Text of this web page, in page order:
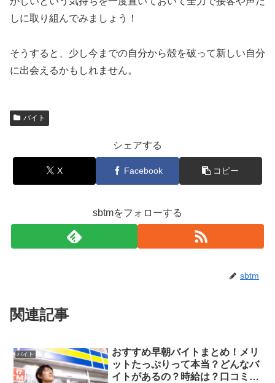
しに取り組んでみましょう！
そうすると、少し今までの自分から殻を破って新しい自分
に出会えるかもしれません。
バイト
シェアする
X Facebook コピー
sbtmをフォローする
sbtm
関連記事
バイト
おすすめ早朝バイトまとめ！メリ
ットたっぷりって本当？どんなバ
イトがあるの？時給は？口コミを